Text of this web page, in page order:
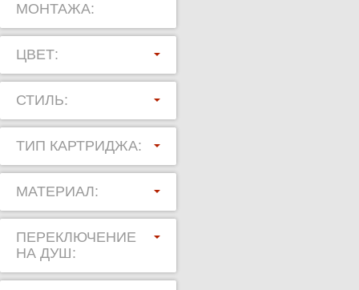
МОНТАЖА:
ЦВЕТ:
СТИЛЬ:
ТИП КАРТРИДЖА:
МАТЕРИАЛ:
ПЕРЕКЛЮЧЕНИЕ
НА ДУШ: